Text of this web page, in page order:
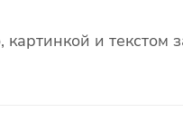
и текстом